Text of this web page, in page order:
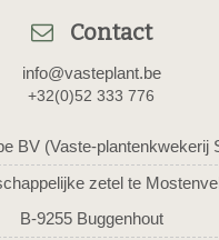
Contact
info@vasteplant.be
+32(0)52 333 776
BV (Vaste-plantenkwekerij
zetel te
B-9255 Buggenhout